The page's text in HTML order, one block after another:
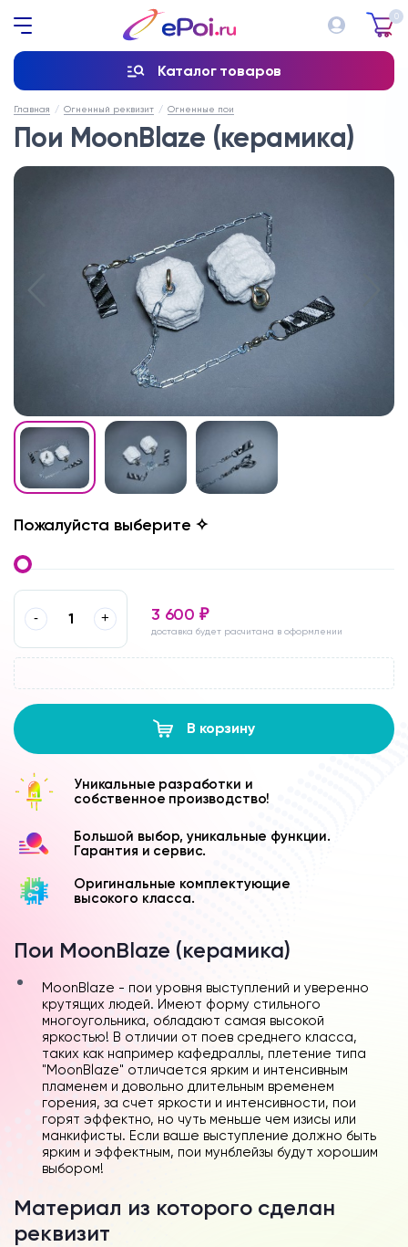
0
Каталог товаров
Главная Огненный реквизит Огненные пои
Пои MoonBlaze (керамика)
Пожалуйста выберите ✧
- + 3 600 ₽
доставка будет расчитана в оформлении
В корзину
Уникальные разработки и
собственное производство!
Большой выбор, уникальные функции.
Гарантия и сервис.
Оригинальные комплектующие
высокого класса.
Пои MoonBlaze (керамика)
MoonBlaze - пои уровня выступлений и уверенно
крутящих людей. Имеют форму стильного
многоугольника, обладают самая высокой
яркостью! В отличии от поев среднего класса,
таких как например кафедраллы, плетение типа
"MoonBlaze" отличается ярким и интенсивным
пламенем и довольно длительным временем
горения, за счет яркости и интенсивности, пои
горят эффектно, но чуть меньше чем изисы или
манкифисты. Если ваше выступление должно быть
ярким и эффектным, пои мунблейзы будут хорошим
выбором!
Материал из которого сделан
реквизит